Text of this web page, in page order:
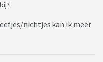
nichtjes kan ik meer